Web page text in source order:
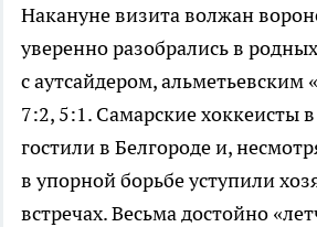
Накануне визита волжан
уверенно разобрались в
с аутсайдером,
7:2, 5:1. Самарские хоккеисты
гостили в Белгороде и,
в упорной борьбе уступили
встречах. Весьма достойно